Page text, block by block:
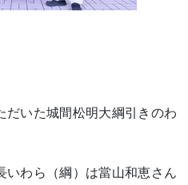
だいた城間松明大綱引きのわ
いわら（綱）は當山和恵さん